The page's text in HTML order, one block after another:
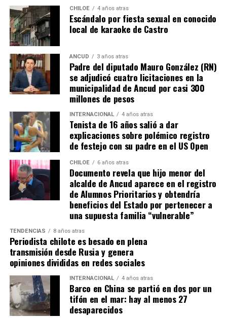
CHILOE 4 años atras
Escándalo por fiesta sexual en conocido
local de karaoke de Castro
ANCUD 3 años atras
Padre del diputado Mauro González (RN)
se adjudicó cuatro licitaciones en la
municipalidad de Ancud por casi 300
millones de pesos
INTERNACIONAL 4 años atras
Tenista de 16 años salió a dar
explicaciones sobre polémico registro
de festejo con su padre en el US Open
CHILOE 6 años atras
Documento revela que hijo menor del
alcalde de Ancud aparece en el registro
de Alumnos Prioritarios y obtendría
beneficios del Estado por pertenecer a
una supuesta familia “vulnerable”
TENDENCIAS 8 años atras
Periodista chilote es besado en plena
transmisión desde Rusia y genera
opiniones divididas en redes sociales
INTERNACIONAL 4 años atras
Barco en China se partió en dos por un
tifón en el mar: hay al menos 27
desaparecidos